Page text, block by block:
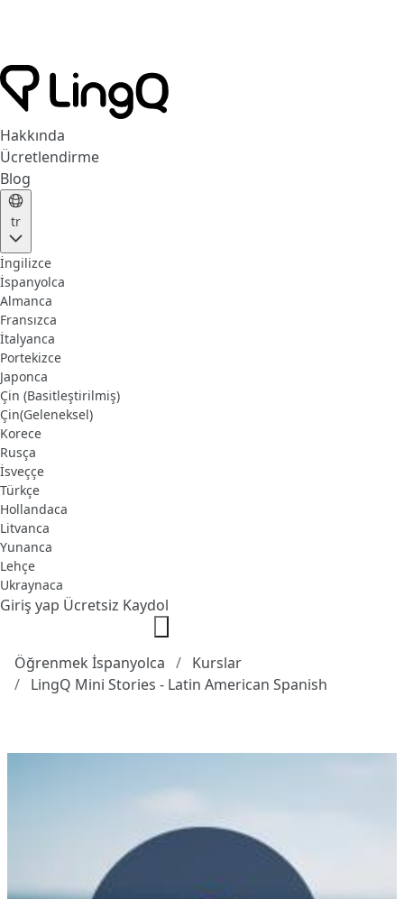
Hakkında
Ücretlendirme
Blog
tr
İngilizce
İspanyolca
Almanca
Fransızca
İtalyanca
Portekizce
Japonca
Çin (Basitleştirilmiş)
Çin(Geleneksel)
Korece
Rusça
İsveççe
Türkçe
Hollandaca
Litvanca
Yunanca
Lehçe
Ukraynaca
Giriş yap Ücretsiz Kaydol
Öğrenmek İspanyolca
Kurslar
LingQ Mini Stories - Latin American Spanish